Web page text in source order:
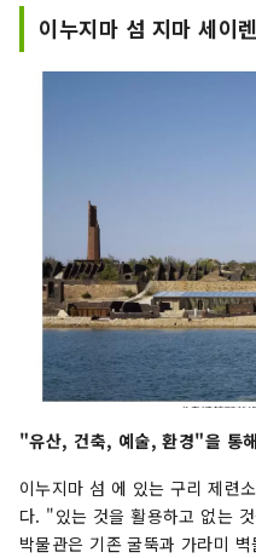
은 단맛, 향, 풍
백도, 머스캣 포
겨보세요! 오카야마 에는 오카야마 성, 일본 3대 정
이누지마 섬 지마 세이
"유산, 건축, 예술, 환경"을 통
이누지마 섬 에 있는 구리 제련
다. "있는 것을 활용하고 없는
박물관은 기존 굴뚝과 가라미